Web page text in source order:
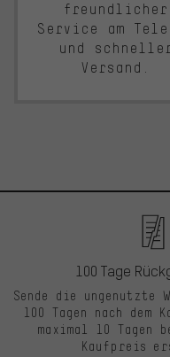
freundlicher
Service am
und
Versand.
100 Tage
Sende die ungenutzte
100 Tagen nach dem
maximal 10 Tagen
Kaufpreis